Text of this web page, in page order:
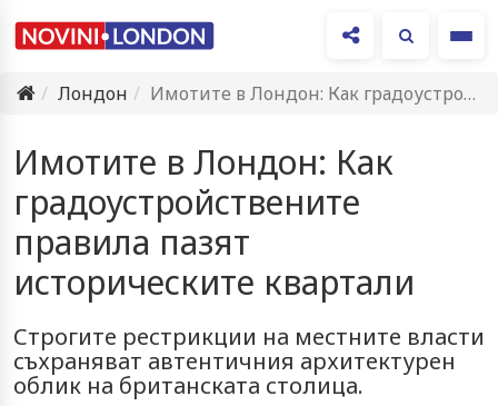
Лондон
Имотите в Лондон: Как градоустройствените правила пазят историческите квартали
Имотите в Лондон: Как
градоустройствените
правила пазят
историческите квартали
Строгите рестрикции на местните власти
съхраняват автентичния архитектурен
облик на британската столица.